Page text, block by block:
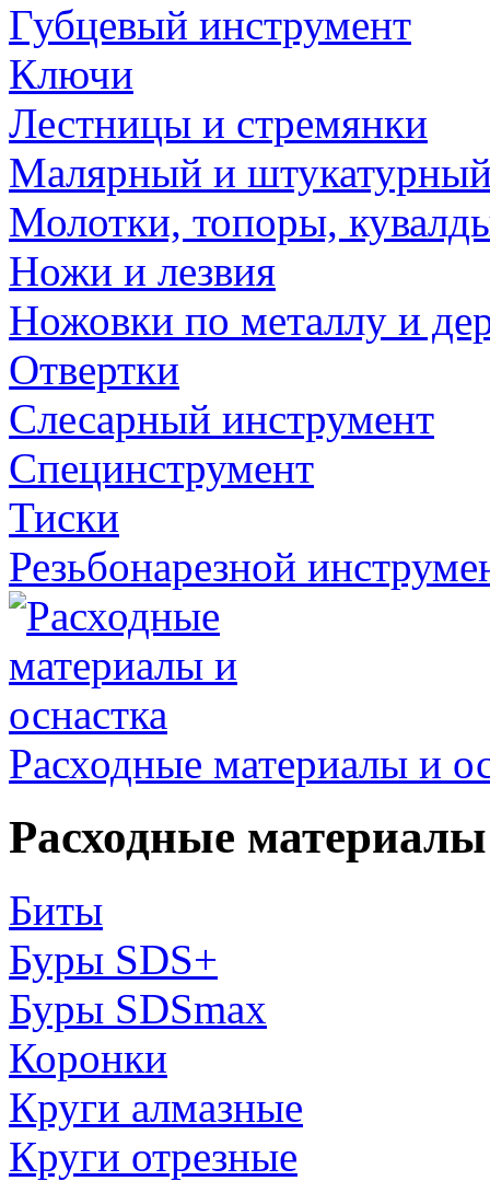
Губцевый инструмент
Ключи
Лестницы и стремянки
Малярный и
Молотки, топоры,
Ножи и лезвия
Ножовки по металлу и
Отвертки
Слесарный инструмент
Специнструмент
Тиски
Резьбонарезной
Расходные материалы и
Расходные
Биты
Буры SDS+
Буры SDSmax
Коронки
Круги алмазные
Круги отрезные